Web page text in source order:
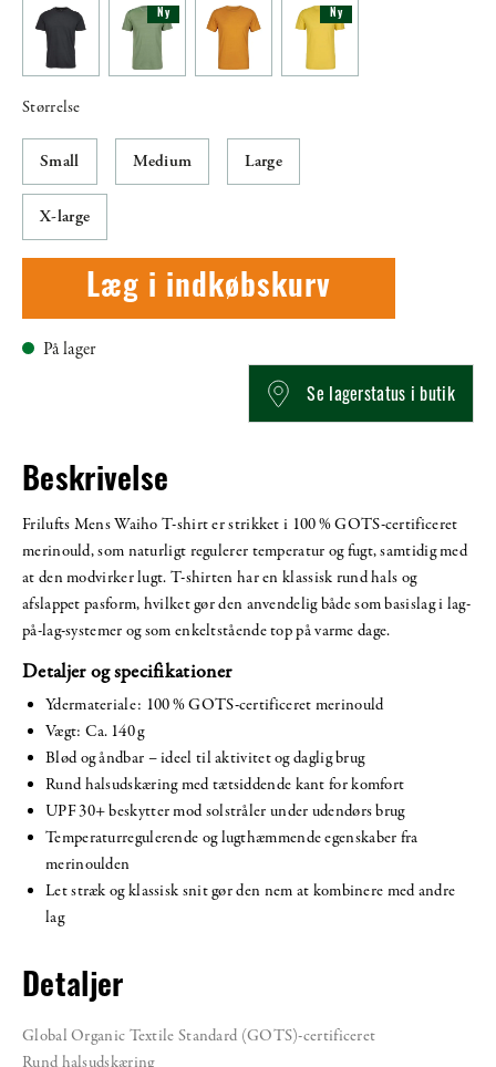
Ny Ny
Størrelse
Small Medium Large
X-large
Læg i indkøbskurv
På lager
Se lagerstatus i butik
Beskrivelse
Frilufts Mens Waiho T-shirt er strikket i 100 % GOTS-certificeret
merinould, som naturligt regulerer temperatur og fugt, samtidig med
at den modvirker lugt. T-shirten har en klassisk rund hals og
afslappet pasform, hvilket gør den anvendelig både som basislag i lag-
på-lag-systemer og som enkeltstående top på varme dage.
Detaljer og specifikationer
Ydermateriale: 100 % GOTS-certificeret merinould
Vægt: Ca. 140 g
Blød og åndbar – ideel til aktivitet og daglig brug
Rund halsudskæring med tætsiddende kant for komfort
UPF 30+ beskytter mod solstråler under udendørs brug
Temperaturregulerende og lugthæmmende egenskaber fra
merinoulden
Let stræk og klassisk snit gør den nem at kombinere med andre
lag
Detaljer
Global Organic Textile Standard (GOTS)-certificeret
Rund halsudskæring